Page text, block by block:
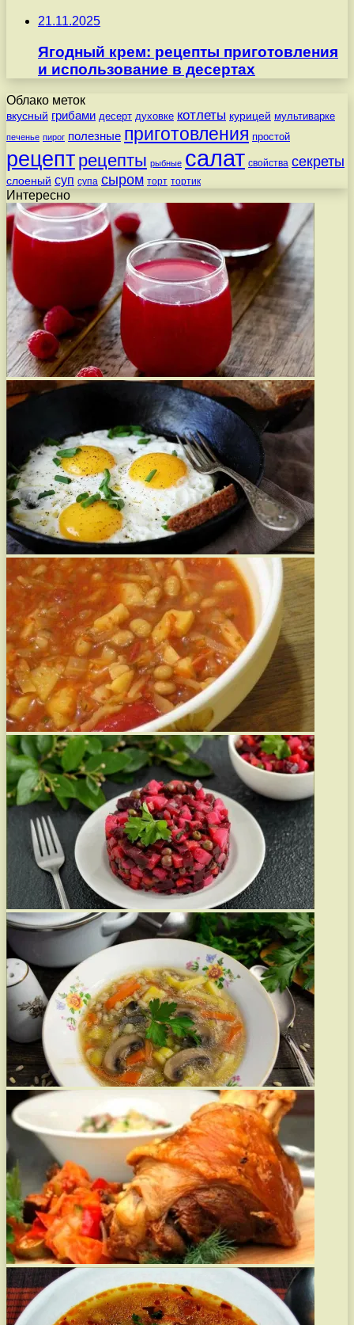
21.11.2025
Ягодный крем: рецепты приготовления
и использование в десертах
Облако меток
вкусный грибами десерт духовке котлеты курицей мультиварке
печенье пирог полезные приготовления простой
рецепт рецепты рыбные салат свойства секреты
слоеный суп супа сыром торт тортик
Интересно